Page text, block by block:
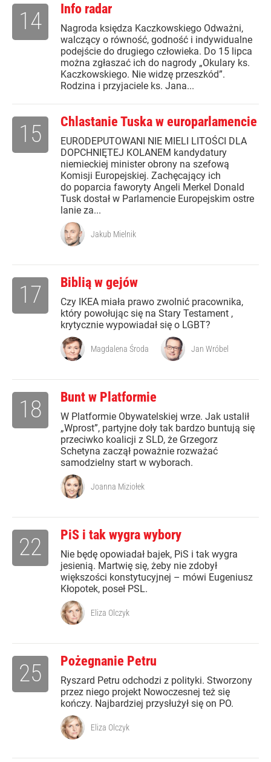
Info radar
Nagroda księdza Kaczkowskiego Odważni,
walczący o równość, godność i indywidualne
podejście do drugiego człowieka. Do 15 lipca
można zgłaszać ich do nagrody „Okulary ks.
Kaczkowskiego. Nie widzę przeszkód”.
Rodzina i przyjaciele ks. Jana...
14
Chlastanie Tuska w europarlamencie
EURODEPUTOWANI NIE MIELI LITOŚCI DLA
DOPCHNIĘTEJ KOLANEM kandydatury
niemieckiej minister obrony na szefową
Komisji Europejskiej. Zachęcający ich
do poparcia faworyty Angeli Merkel Donald
Tusk dostał w Parlamencie Europejskim ostre
lanie za...
15
Jakub Mielnik
Biblią w gejów
Czy IKEA miała prawo zwolnić pracownika,
który powołując się na Stary Testament ,
krytycznie wypowiadał się o LGBT?
17
Magdalena Środa Jan Wróbel
Bunt w Platformie
W Platformie Obywatelskiej wrze. Jak ustalił
„Wprost”, partyjne doły tak bardzo buntują się
przeciwko koalicji z SLD, że Grzegorz
Schetyna zaczął poważnie rozważać
samodzielny start w wyborach.
18
Joanna Miziołek
PiS i tak wygra wybory
Nie będę opowiadał bajek, PiS i tak wygra
jesienią. Martwię się, żeby nie zdobył
większości konstytucyjnej – mówi Eugeniusz
Kłopotek, poseł PSL.
22
Eliza Olczyk
Pożegnanie Petru
Ryszard Petru odchodzi z polityki. Stworzony
przez niego projekt Nowoczesnej też się
kończy. Najbardziej przysłużył się on PO.
25
Eliza Olczyk